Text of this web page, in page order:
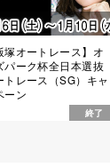
塚オートレース】オ
パーク杯全日本選抜
トレース（SG）キャ
ーン
終了